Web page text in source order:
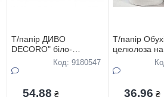
Т/папір ДИВО
DECORO" біло-
кольоровий целюл. по
4 рул. 2-шар., комплект
Код: 9180547
54.88 ₴
Т/папір
целюлоза на
4рул., 2-х
36.96 ₴